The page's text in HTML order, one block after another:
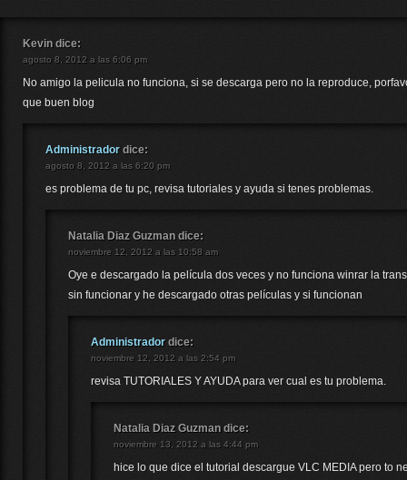
Kevin dice:
agosto 8, 2012 a las 6:06 pm
No amigo la pelicula no funciona, si se descarga pero no la reproduce,
que buen blog
Administrador dice:
agosto 8, 2012 a las 6:20 pm
es problema de tu pc, revisa tutoriales y ayuda si tenes problemas.
Natalia Diaz Guzman dice:
noviembre 12, 2012 a las 10:58 am
Oye e descargado la película dos veces y no funciona winrar la
sin funcionar y he descargado otras películas y si funcionan
Administrador dice:
noviembre 12, 2012 a las 2:54 pm
revisa TUTORIALES Y AYUDA para ver cual es tu problema.
Natalia Diaz Guzman dice:
noviembre 13, 2012 a las 4:44 pm
hice lo que dice el tutorial descargue VLC MEDIA pero to